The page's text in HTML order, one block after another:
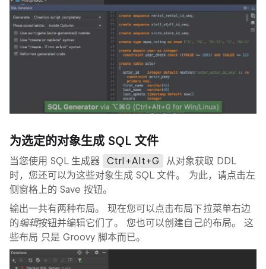
为选定的对象生成 SQL 文件
当您使用 SQL 生成器 Ctrl+Alt+G
从对象获取 DDL
时，您还可以为这些对象生成 SQL 文件。 为此，请点击左
侧窗格上的 Save 按钮。
输出一共有两种布局。 现在您可以点击布局下拉菜单右边
的编辑按钮并编辑它们了。 您也可以创建自己的布局。 这
些布局 只是 Groovy 脚本而已。